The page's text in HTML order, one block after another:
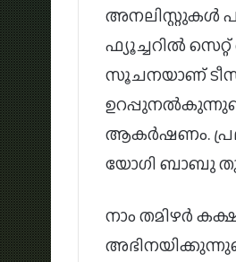
അനലിസ്റ്റുകൾ
ഫ്യൂച്ചറിൽ
സൂചനയാണ്
ആകർഷണം.
യോഗി ബാബു
നാം തമിഴർ